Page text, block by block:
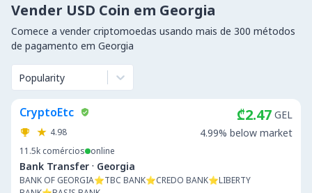
Vender USD Coin em Georgia
Comece a vender criptomoedas usando mais de 300 métodos
de pagamento em Georgia
Popularity
CryptoEtc
4.98
11.5k comércios online
Bank Transfer · Georgia
BANK OF GEORGIA⭐TBC BANK⭐CREDO BANK⭐LIBERTY
₾2.47 GEL
4.99% below market